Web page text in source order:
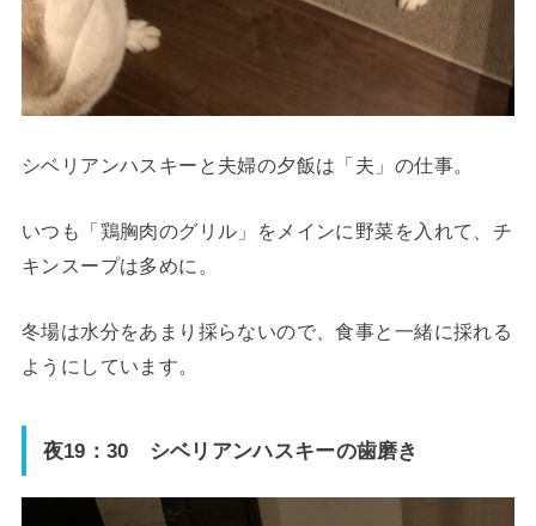
シベリアンハスキーと夫婦の夕飯は「夫」の仕事。
いつも「鶏胸肉のグリル」をメインに野菜を入れて、チ
キンスープは多めに。
冬場は水分をあまり採らないので、食事と一緒に採れる
ようにしています。
夜19：30 シベリアンハスキーの歯磨き